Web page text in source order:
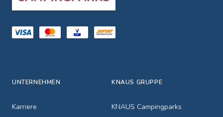
UNTERNEHMEN
Karriere
KNAUS GRUPPE
KNAUS Campingparks